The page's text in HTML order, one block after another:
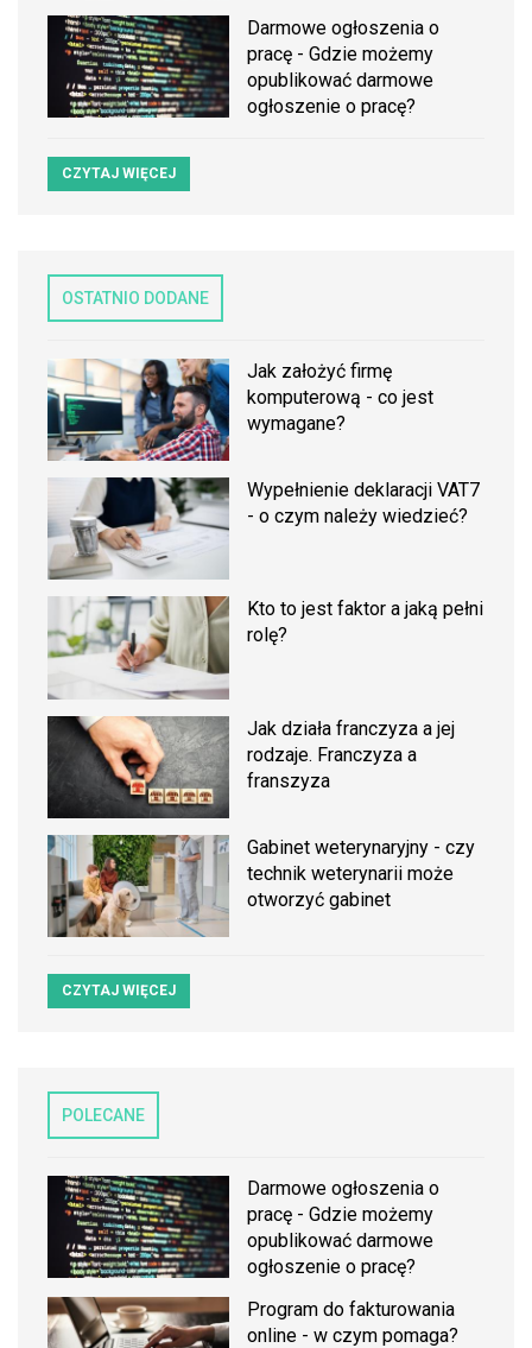
Darmowe ogłoszenia o
pracę - Gdzie możemy
opublikować darmowe
ogłoszenie o pracę?
CZYTAJ WIĘCEJ
OSTATNIO DODANE
Jak założyć firmę
komputerową - co jest
wymagane?
Wypełnienie deklaracji VAT7
- o czym należy wiedzieć?
Kto to jest faktor a jaką pełni
rolę?
Jak działa franczyza a jej
rodzaje. Franczyza a
franszyza
Gabinet weterynaryjny - czy
technik weterynarii może
otworzyć gabinet
CZYTAJ WIĘCEJ
POLECANE
Darmowe ogłoszenia o
pracę - Gdzie możemy
opublikować darmowe
ogłoszenie o pracę?
Program do fakturowania
online - w czym pomaga?